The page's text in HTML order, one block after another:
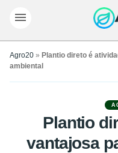
Agro20 » Plantio direto é
ambiental
Plantio
vantajosa